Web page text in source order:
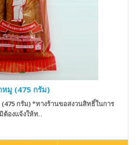
มู (475 กรัม)
กรัม) *ทางร้านขอสงวนสิทธิ์ในการ
ต้องแจ้งให้ท..